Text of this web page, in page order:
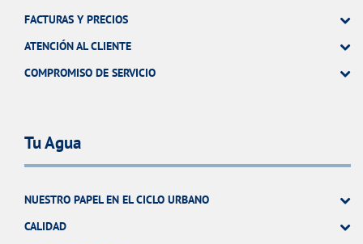
FACTURAS Y PRECIOS
ATENCIÓN AL CLIENTE
COMPROMISO DE SERVICIO
Tu Agua
NUESTRO PAPEL EN EL CICLO URBANO
CALIDAD